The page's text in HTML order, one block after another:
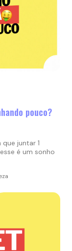
pouco?
juntar 1
é um sonho